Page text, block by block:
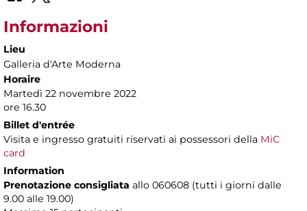
Informazioni
Lieu
Galleria d'Arte Moderna
Horaire
Martedì 22 novembre 2022
ore 16.30
Billet d'entrée
Visita e ingresso gratuiti riservati ai possessori della MiC
card
Information
Prenotazione consigliata allo 060608 (tutti i giorni dalle
9.00 alle 19.00)